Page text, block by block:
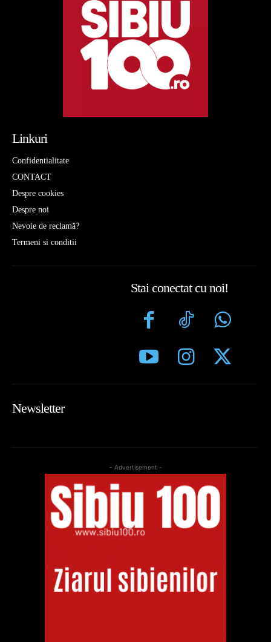
Linkuri
Confidentialitate
CONTACT
Despre cookies
Despre noi
Nevoie de reclamă?
Termeni si conditii
Stai conectat cu noi!
Newsletter
- Advertisement -